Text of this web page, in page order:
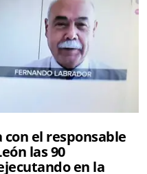
el responsable
las 90
en la